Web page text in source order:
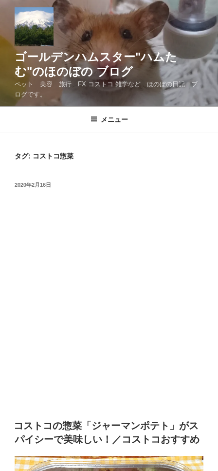
ン
ゴールデンハムスター"ハムた
む"のほのぼの ブログ
ペット 美容 旅行 FX コストコ 雑学など ほのぼの日記 ブ
ログです。
メニュー
タグ: コストコ惣菜
投
2020年2月16日
コストコの惣菜「ジャーマンポテト」がス
パイシーで美味しい！／コストコおすすめ